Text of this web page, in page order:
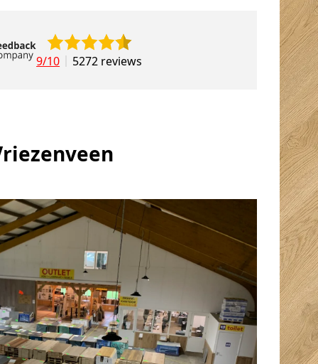
9/10 5272 reviews